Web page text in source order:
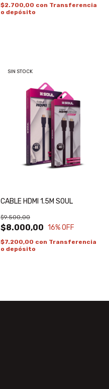
$2.700,00 con Transferencia
o depósito
SIN STOCK
CABLE HDMI 1.5M SOUL
$8.000,00
$9.500,00
16% OFF
$7.200,00 con Transferencia
o depósito